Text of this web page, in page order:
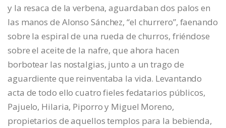
y la resaca de la verbena, aguardaban dos palos en
las manos de Alonso Sánchez, “el churrero”, faenando
sobre la espiral de una rueda de churros, friéndose
sobre el aceite de la nafre, que ahora hacen
borbotear las nostalgias, junto a un trago de
aguardiente que reinventaba la vida. Levantando
acta de todo ello cuatro fieles fedatarios públicos,
Pajuelo, Hilaria, Piporro y Miguel Moreno,
propietarios de aquellos templos para la bebienda,